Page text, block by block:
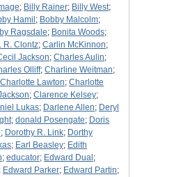
; Billy Rainer; Billy West;
Hamil ; Bobby Malcolm;
Ragsdale; Bonita Woods;
R. Clontz; Carlin McKinnon;
Jackson; Charles Aulin;
Olliff; Charline Weitman;
Charlotte Lawton; Charlotte
; Clarence Kelsey;
Lukas; Darlene Allen; Deryl
; donald Posengate; Doris
; Dorothy R. Link; Dorthy
; Earl Beasley; Edith
; educator; Edward Dual ;
; Edward Parker; Edward Partin;